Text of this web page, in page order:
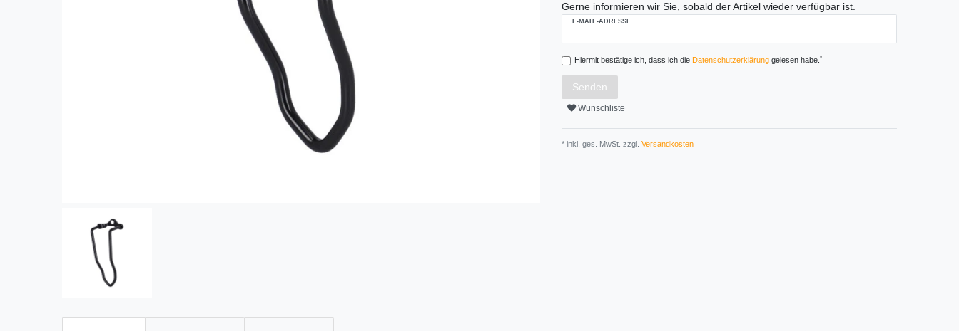
Gerne informieren wir Sie, sobald der Artikel wieder verfügbar ist.
E-MAIL-ADRESSE
Hiermit bestätige ich, dass ich die Daten­schutz­erklärunggelesen habe. *
Senden
Wunschliste
* inkl. ges. MwSt. zzgl. Versandkosten